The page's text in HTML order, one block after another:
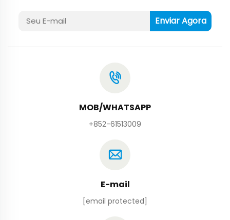
Enviar Agora
MOB/WHATSAPP
+852-61513009
E-mail
[email protected]